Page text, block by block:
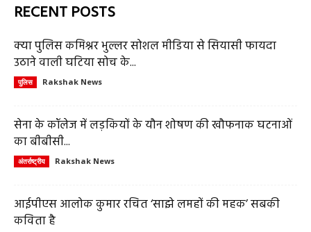
RECENT POSTS
क्या पुलिस कमिश्नर भुल्लर सोशल मीडिया से सियासी फायदा
उठाने वाली घटिया सोच के...
पुलिस Rakshak News
सेना के कॉलेज में लड़कियों के यौन शोषण की खौफनाक घटनाओं
का बीबीसी...
अंतर्राष्ट्रीय Rakshak News
आईपीएस आलोक कुमार रचित ‘साझे लमहों की महक’ सबकी
कविता है